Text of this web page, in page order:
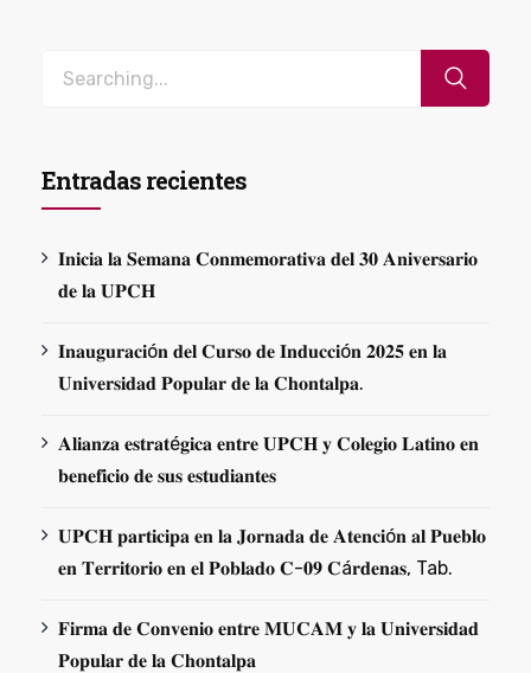
Entradas recientes
𝐈𝐧𝐢𝐜𝐢𝐚 𝐥𝐚 𝐒𝐞𝐦𝐚𝐧𝐚 𝐂𝐨𝐧𝐦𝐞𝐦𝐨𝐫𝐚𝐭𝐢𝐯𝐚 𝐝𝐞𝐥 𝟑𝟎 𝐀𝐧𝐢𝐯𝐞𝐫𝐬𝐚𝐫𝐢𝐨
𝐝𝐞 𝐥𝐚 𝐔𝐏𝐂𝐇
𝐈𝐧𝐚𝐮𝐠𝐮𝐫𝐚𝐜𝐢ó𝐧 𝐝𝐞𝐥 𝐂𝐮𝐫𝐬𝐨 𝐝𝐞 𝐈𝐧𝐝𝐮𝐜𝐜𝐢ó𝐧 𝟐𝟎𝟐𝟓 𝐞𝐧 𝐥𝐚
𝐔𝐧𝐢𝐯𝐞𝐫𝐬𝐢𝐝𝐚𝐝 𝐏𝐨𝐩𝐮𝐥𝐚𝐫 𝐝𝐞 𝐥𝐚 𝐂𝐡𝐨𝐧𝐭𝐚𝐥𝐩𝐚.
𝐀𝐥𝐢𝐚𝐧𝐳𝐚 𝐞𝐬𝐭𝐫𝐚𝐭é𝐠𝐢𝐜𝐚 𝐞𝐧𝐭𝐫𝐞 𝐔𝐏𝐂𝐇 𝐲 𝐂𝐨𝐥𝐞𝐠𝐢𝐨 𝐋𝐚𝐭𝐢𝐧𝐨 𝐞𝐧
𝐛𝐞𝐧𝐞𝐟𝐢𝐜𝐢𝐨 𝐝𝐞 𝐬𝐮𝐬 𝐞𝐬𝐭𝐮𝐝𝐢𝐚𝐧𝐭𝐞𝐬
𝐔𝐏𝐂𝐇 𝐩𝐚𝐫𝐭𝐢𝐜𝐢𝐩𝐚 𝐞𝐧 𝐥𝐚 𝐉𝐨𝐫𝐧𝐚𝐝𝐚 𝐝𝐞 𝐀𝐭𝐞𝐧𝐜𝐢ó𝐧 𝐚𝐥 𝐏𝐮𝐞𝐛𝐥𝐨
𝐞𝐧 𝐓𝐞𝐫𝐫𝐢𝐭𝐨𝐫𝐢𝐨 𝐞𝐧 𝐞𝐥 𝐏𝐨𝐛𝐥𝐚𝐝𝐨 𝐂-𝟎𝟗 𝐂á𝐫𝐝𝐞𝐧𝐚𝐬, Tab.
𝐅𝐢𝐫𝐦𝐚 𝐝𝐞 𝐂𝐨𝐧𝐯𝐞𝐧𝐢𝐨 𝐞𝐧𝐭𝐫𝐞 𝐌𝐔𝐂𝐀𝐌 𝐲 𝐥𝐚 𝐔𝐧𝐢𝐯𝐞𝐫𝐬𝐢𝐝𝐚𝐝
𝐏𝐨𝐩𝐮𝐥𝐚𝐫 𝐝𝐞 𝐥𝐚 𝐂𝐡𝐨𝐧𝐭𝐚𝐥𝐩𝐚